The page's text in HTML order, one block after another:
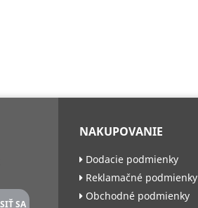
NAKUPOVANIE
Dodacie podmienky
Reklamačné podmienky
Obchodné podmienky